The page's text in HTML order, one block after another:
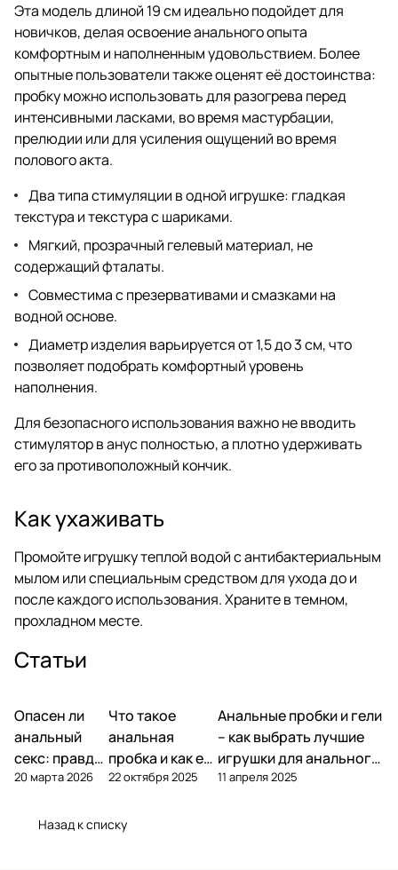
Эта модель длиной 19 см идеально подойдет для
новичков, делая освоение анального опыта
комфортным и наполненным удовольствием. Более
опытные пользователи также оценят её достоинства:
пробку можно использовать для разогрева перед
интенсивными ласками, во время мастурбации,
прелюдии или для усиления ощущений во время
полового акта.
Два типа стимуляции в одной игрушке: гладкая
текстура и текстура с шариками.
Мягкий, прозрачный гелевый материал, не
содержащий фталаты.
Совместима с презервативами и смазками на
водной основе.
Диаметр изделия варьируется от 1,5 до 3 см, что
позволяет подобрать комфортный уровень
наполнения.
Для безопасного использования важно не вводить
стимулятор в анус полностью, а плотно удерживать
его за противоположный кончик.
Как ухаживать
Промойте игрушку теплой водой с антибактериальным
мылом или специальным средством для ухода до и
после каждого использования. Храните в темном,
прохладном месте.
Статьи
Опасен ли
анальный
секс: правда
и ошибки
20 марта 2026
Что такое
анальная
пробка и как ею
пользоваться
22 октября 2025
Анальные пробки и гели
– как выбрать лучшие
игрушки для анального
секса
11 апреля 2025
Назад к списку